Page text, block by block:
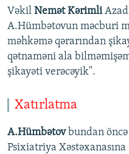
Vəkil Nemət Kərimli
A.Hümbətovun məcburi
məhkəmə qərarından
qətnaməni ala
şikayəti verəcəyik".
Xatırlatma
A.Hümbətov bundan öncə
Psixiatriya Xəstəxanasına